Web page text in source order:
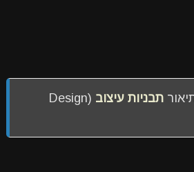
תבניות עיצוב
(Design